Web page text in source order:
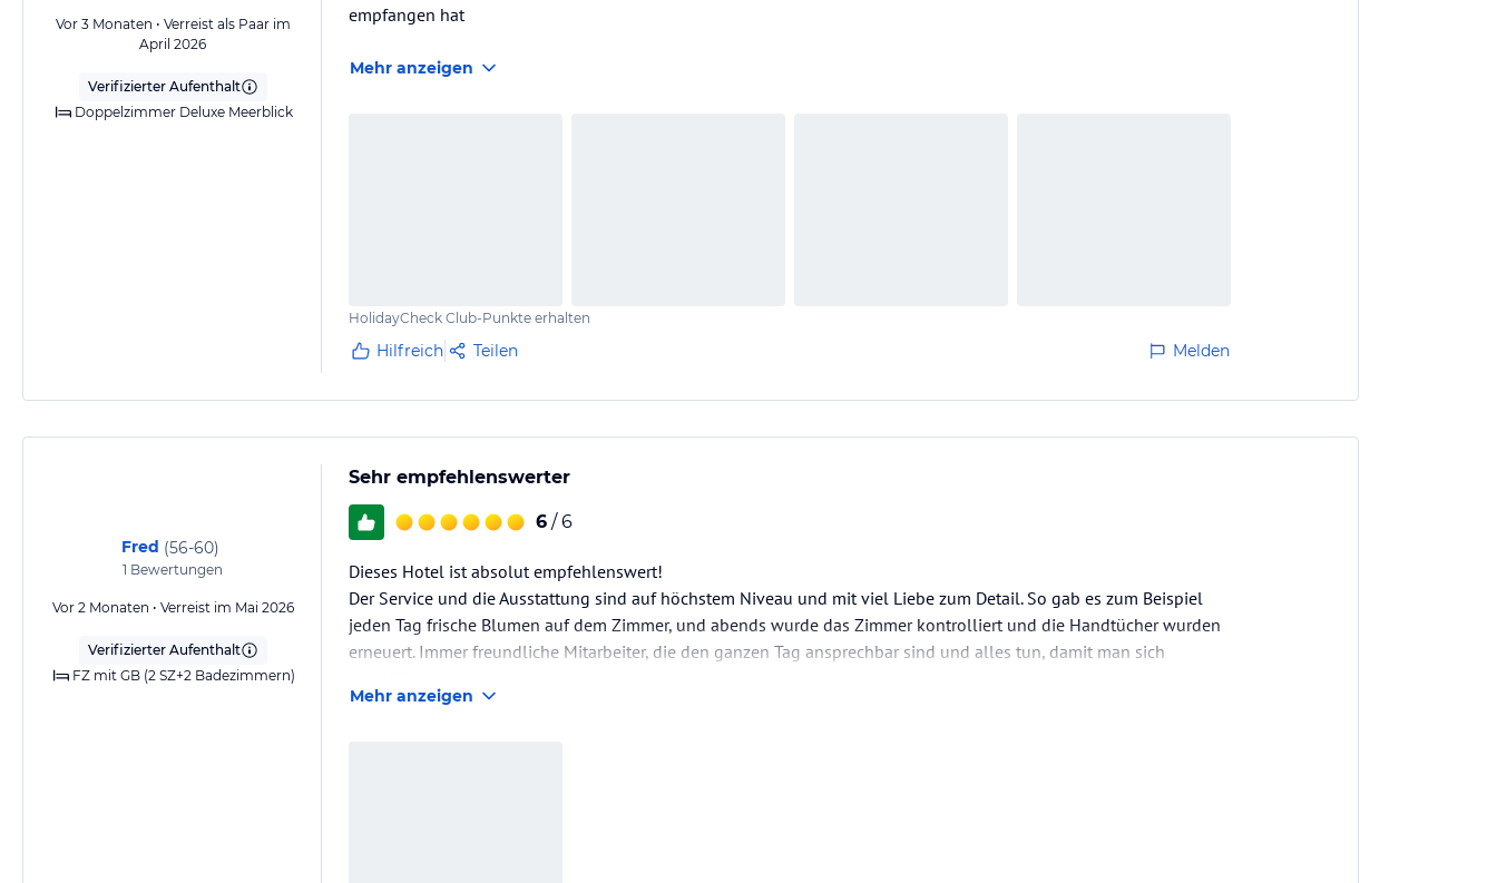
Vor 3 Monaten • Verreist als Paar im
April 2026
Verifizierter Aufenthalt
Doppelzimmer Deluxe Meerblick
empfangen hat
Mehr anzeigen
HolidayCheck Club-Punkte erhalten
Hilfreich Teilen Melden
Fred (56-60)
1 Bewertungen
Vor 2 Monaten • Verreist im Mai 2026
Verifizierter Aufenthalt
FZ mit GB (2 SZ+2 Badezimmern)
Sehr empfehlenswerter
6 / 6
Dieses Hotel ist absolut empfehlenswert!
Der Service und die Ausstattung sind auf höchstem Niveau und mit viel Liebe zum Detail. So gab es zum Beispiel
jeden Tag frische Blumen auf dem Zimmer, und abends wurde das Zimmer kontrolliert und die Handtücher wurden
erneuert. Immer freundliche Mitarbeiter, die den ganzen Tag ansprechbar sind und alles tun, damit man sich
+Service
Mehr anzeigen